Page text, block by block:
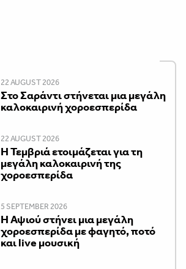
22 AUGUST 2026
Στο Σαράντι στήνεται μια μεγάλη
καλοκαιρινή χοροεσπερίδα
22 AUGUST 2026
Η Τεμβριά ετοιμάζεται για τη
μεγάλη καλοκαιρινή της
χοροεσπερίδα
5 SEPTEMBER 2026
Η Αψιού στήνει μια μεγάλη
χοροεσπερίδα με φαγητό, ποτό
και live μουσική